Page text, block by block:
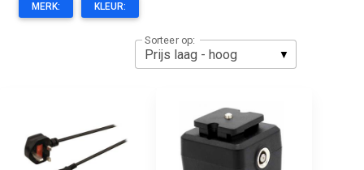
MERK: KLEUR:
Sorteer op: